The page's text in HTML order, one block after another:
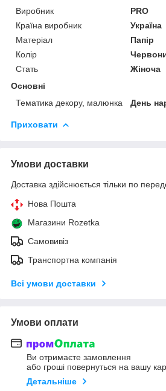
Виробник
PRO
Країна виробник
Україна
Матеріал
Папір
Колір
Стать
Жіноча
Основні
Тематика декору, малюнка
День
Приховати
Умови доставки
Доставка здійснюється тільки по
Нова Пошта
Магазини Rozetka
Самовивіз
Транспортна компанія
Всі умови доставки
Умови оплати
Ви отримаєте замовлення
або гроші повернуться на вашу
Детальніше